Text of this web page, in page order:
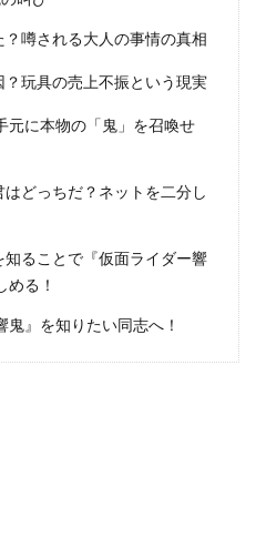
噂される大人の事情の真相
玩具の売上不振という現実
元に本物の「鬼」を召喚せ
どっちだ？ネットを二分し
知ることで『仮面ライダー響
める！
鬼』を知りたい同志へ！